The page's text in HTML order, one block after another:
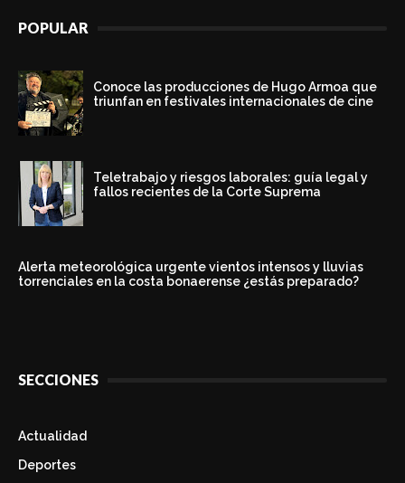
POPULAR
Conoce las producciones de Hugo Armoa que
triunfan en festivales internacionales de cine
Teletrabajo y riesgos laborales: guía legal y
fallos recientes de la Corte Suprema
Alerta meteorológica urgente vientos intensos y lluvias
torrenciales en la costa bonaerense ¿estás preparado?
SECCIONES
Actualidad
Deportes